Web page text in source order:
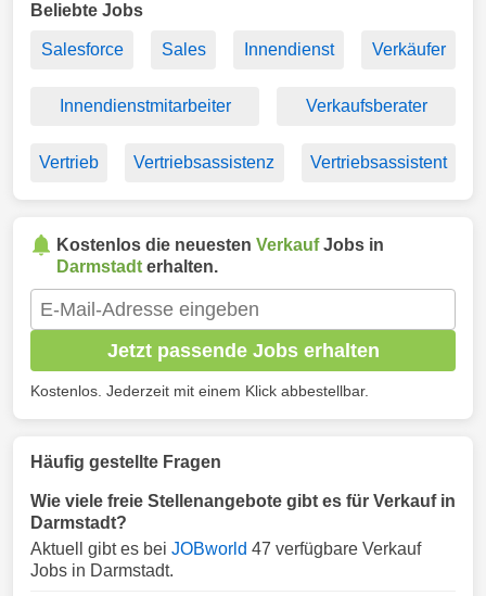
Beliebte Jobs
Salesforce Sales Innendienst Verkäufer
Innendienstmitarbeiter Verkaufsberater
Vertrieb Vertriebsassistenz Vertriebsassistent
Kostenlos die neuesten VerkaufJobs in
Darmstadt erhalten.
Jetzt passende Jobs erhalten
Kostenlos. Jederzeit mit einem Klick abbestellbar.
Häufig gestellte Fragen
Wie viele freie Stellenangebote gibt es für Verkauf in
Darmstadt?
Aktuell gibt es bei JOBworld 47 verfügbare Verkauf
Jobs in Darmstadt.